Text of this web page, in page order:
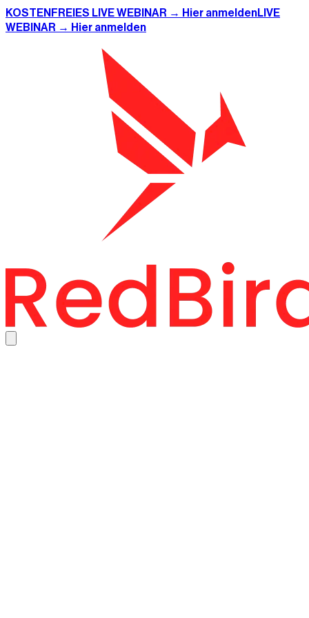
KOSTENFREIES LIVE WEBINAR → Hier anmeldenLIVE
WEBINAR → Hier anmelden